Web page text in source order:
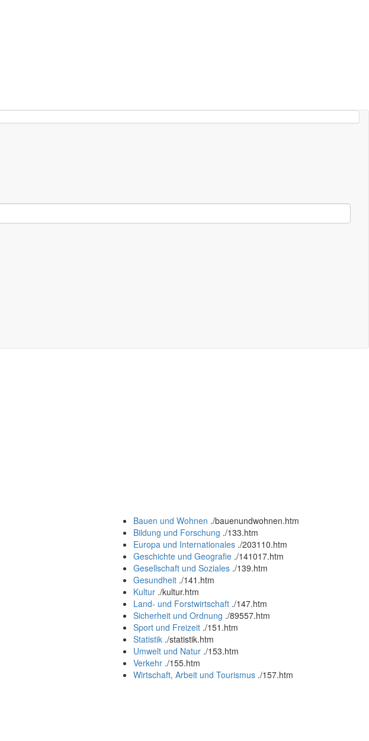
Bauen und Wohnen ./bauenundwohnen.htm
Bildung und Forschung ./133.htm
Europa und Internationales ./203110.htm
Geschichte und Geografie ./141017.htm
Gesellschaft und Soziales ./139.htm
Gesundheit ./141.htm
Kultur ./kultur.htm
Land- und Forstwirtschaft ./147.htm
Sicherheit und Ordnung ./89557.htm
Sport und Freizeit ./151.htm
Statistik ./statistik.htm
Umwelt und Natur ./153.htm
Verkehr ./155.htm
Wirtschaft, Arbeit und Tourismus ./157.htm